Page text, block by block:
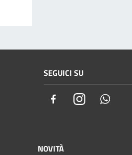
SEGUICI SU
FacebookInstagram
NOVITÀ